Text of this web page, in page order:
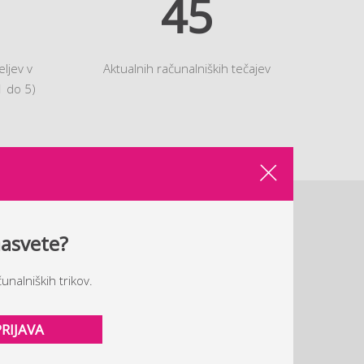
v
do 5)
45
Aktualnih računalniških tečajev
TRIKI IN NOVICE
tudi brezplačnie-priročnik računalniških trikov.
trikov.